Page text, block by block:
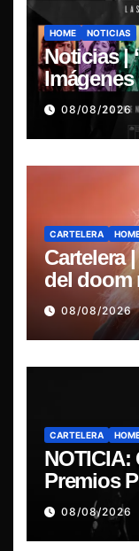
HOME NOTICIAS
Noticias |
Imágenes
la
nacional
08/08/2026
CARTELERA
Cartelera
del doom
última
08/08/2026
CARTELERA
NOTICIA:
Premios
08/08/2026